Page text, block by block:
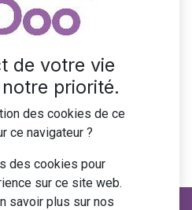
un compte ?
de votre vie
priorité.
des cookies de ce
ce navigateur ?
des cookies pour
sur ce site web.
savoir plus sur nos